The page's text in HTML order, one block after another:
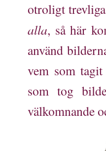
otroligt
alla, så här
använd
vem som
som tog
välkomnande